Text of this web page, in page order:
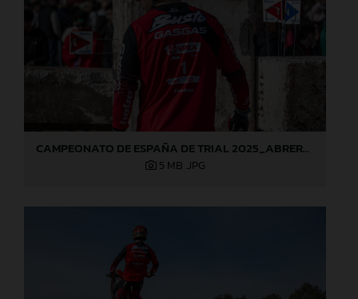
CAMPEONATO DE ESPAÑA DE TRIAL 2025_ABRERA (Barcelona), 1ª prueba_Jaime Busto
5 MB .JPG